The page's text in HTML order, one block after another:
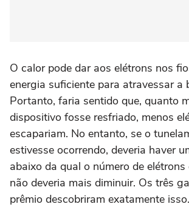
O calor pode dar aos elétrons nos
energia suficiente para atravessar a
Portanto, faria sentido que, quanto
dispositivo fosse resfriado, menos
escapariam. No entanto, se o
estivesse ocorrendo, deveria haver
abaixo da qual o número de elétrons
não deveria mais diminuir. Os três
prêmio descobriram exatamente isso.